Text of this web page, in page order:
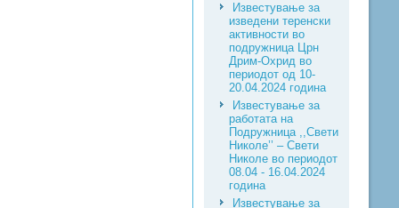
Известување за
изведени теренски
активности во
подружница Црн
Дрим-Охрид во
периодот од 10-
20.04.2024 година
Известување за
работата на
Подружница ,,Свети
Николе’’ – Свети
Николе во периодот
08.04 - 16.04.2024
година
Известување за